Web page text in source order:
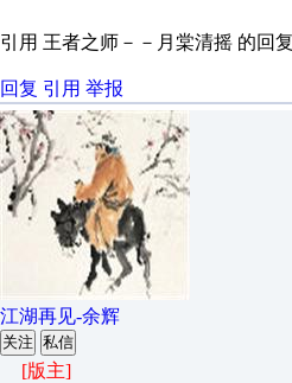
引用 王者之师－－月棠清摇 的回
回复 引用 举报
江湖再见-余辉
关注 私信
[版主]